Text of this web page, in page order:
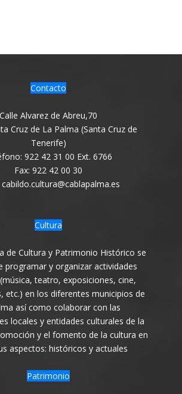
Contacto
Calle Alvarez de Abreu,70
Cruz de La Palma (Santa Cruz de
Tenerife)
922 42 31 00 Ext. 6766
Fax: 922 42 00 30
cabildo.cultura@cablapalma.es
Cultura
de Cultura y Patrimonio Histórico se
programar y organizar actividades
teatro, exposiciones, cine,
etc.) en los diferentes municipios de
así como colaborar con las
locales y entidades culturales de la
y el fomento de la cultura en
aspectos: históricos y actuales
Patrimonio